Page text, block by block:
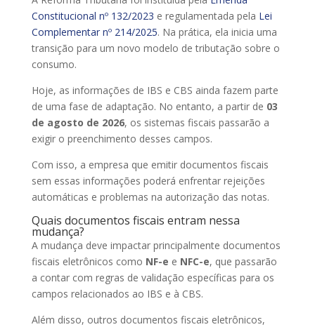
Constitucional nº 132/2023 e regulamentada pela Lei
Complementar nº 214/2025. Na prática, ela inicia uma
transição para um novo modelo de tributação sobre o
consumo.
Hoje, as informações de IBS e CBS ainda fazem parte
de uma fase de adaptação. No entanto, a partir de 03
de agosto de 2026, os sistemas fiscais passarão a
exigir o preenchimento desses campos.
Com isso, a empresa que emitir documentos fiscais
sem essas informações poderá enfrentar rejeições
automáticas e problemas na autorização das notas.
Quais documentos fiscais entram nessa
mudança?
A mudança deve impactar principalmente documentos
fiscais eletrônicos como NF-e e NFC-e, que passarão
a contar com regras de validação específicas para os
campos relacionados ao IBS e à CBS.
Além disso, outros documentos fiscais eletrônicos,